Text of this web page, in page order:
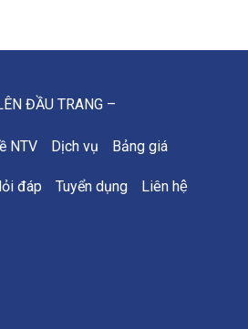
ĐẦU TRANG –
NTV Dịch vụ Bảng giá
đáp Tuyển dụng Liên hệ